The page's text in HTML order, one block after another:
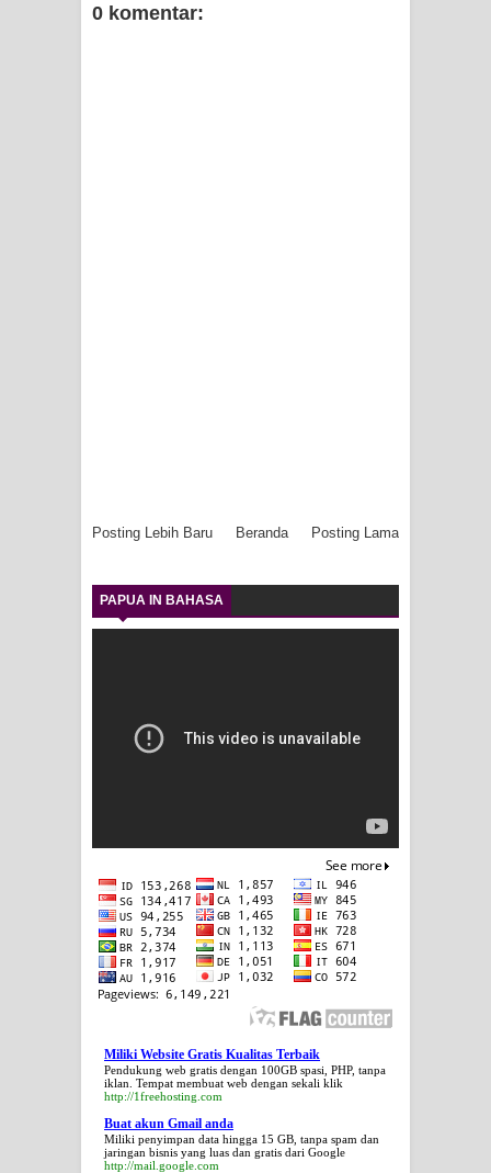
0 komentar:
Posting Lebih Baru Posting Lama
Beranda
PAPUA IN BAHASA
Miliki Website Gratis Kualitas Terbaik
Pendukung web gratis dengan 100GB spasi, PHP, tanpa
iklan. Tempat membuat web dengan sekali klik
http://1freehosting.com
Buat akun Gmail anda
Miliki penyimpan data hingga 15 GB, tanpa spam dan
jaringan bisnis yang luas dan gratis dari Google
http://mail.google.com